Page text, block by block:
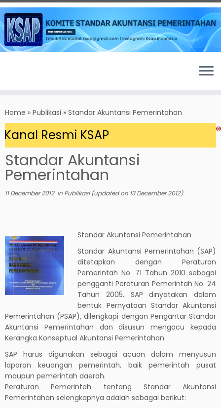
to
content
Home » Publikasi » Standar Akuntansi Pemerintahan
Resmi KSAP
Standar Akuntansi
Pemerintahan
11 December 2012in Publikasi(updated on 13 December 2012)
Standar Akuntansi Pemerintahan
Standar Akuntansi Pemerintahan (SAP)
ditetapkan dengan Peraturan
Pemerintah No. 71 Tahun 2010 sebagai
pengganti Peraturan Pemerintah No. 24
Tahun 2005. SAP dinyatakan dalam
bentuk Pernyataan Standar Akuntansi
Pemerintahan (PSAP), dilengkapi dengan Pengantar Standar
Akuntansi Pemerintahan dan disusun mengacu kepada
Kerangka Konseptual Akuntansi Pemerintahan.
SAP harus digunakan sebagai acuan dalam menyusun
laporan keuangan pemerintah, baik pemerintah pusat
maupun pemerintah daerah.
Peraturan Pemerintah tentang Standar Akuntansi
Pemerintahan selengkapnya adalah sebagai berikut: